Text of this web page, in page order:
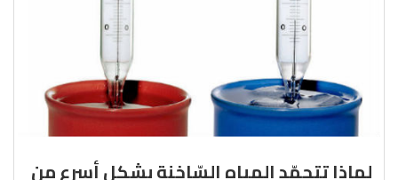
لماذا تتجمّد المياه السّاخنة بشكل أسرع من